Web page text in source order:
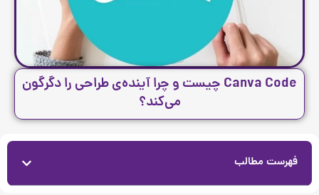
Canva Code چیست و چرا آینده‌ی طراحی را دگرگون
می‌کند؟
فهرست مطالب